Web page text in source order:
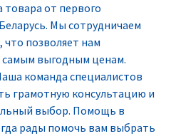
товара от первого
Мы сотрудничаем
позволяет нам
самым выгодным ценам.
команда специалистов
грамотную консультацию и
выбор. Помощь в
рады помочь вам выбрать